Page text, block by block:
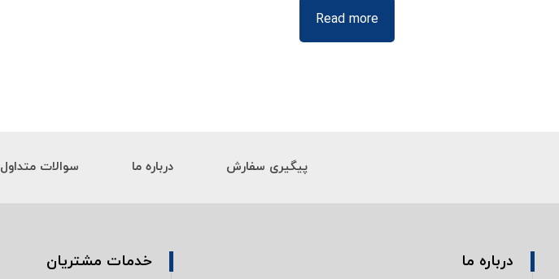
Read more
پیگیری سفارش درباره ما سوالات متداول
درباره ما خدمات مشتریان